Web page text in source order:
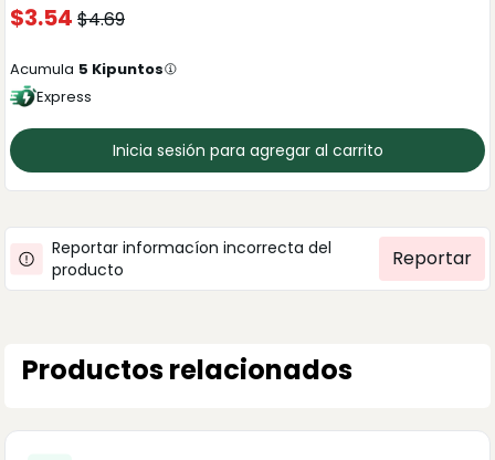
$3.54 $4.69
Acumula 5 Kipuntos
Express
Inicia sesión para agregar al carrito
Reportar informacíon incorrecta del
producto
Reportar
Productos relacionados